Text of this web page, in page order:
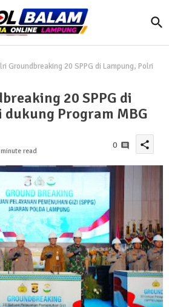
Groundbreaking 20 SPPG di Lampung, Polri
20 SPPG di
Program MBG
read
0 share